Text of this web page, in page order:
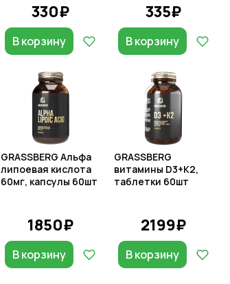
330₽
В корзину
335₽
В корзину
GRASSBERG Альфа
липоевая кислота
60мг, капсулы 60шт
1850₽
В корзину
GRASSBERG
витамины D3+K2,
таблетки 60шт
2199₽
В корзину